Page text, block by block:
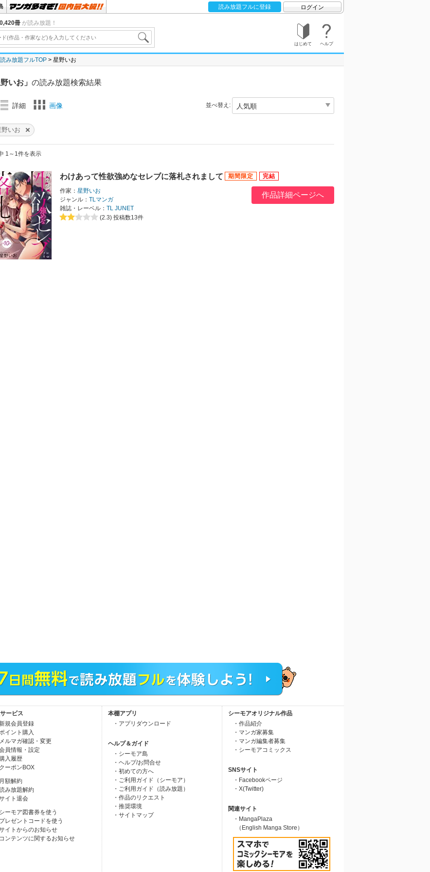
読み放題フルに登録 ログイン
冊 が読み放題！
はじめて ヘルプ
読み放題フルTOP 星野いお
野いお」 の読み放題検索結果
詳細 画像 並べ替え:
野いお
1～1件を表示
わけあって性欲強めなセレブに落札されまして
作家： 星野いお
ジャンル： TLマンガ
雑誌・レーベル： TL JUNET
(2.3) 投稿数13件
作品詳細ページへ
ービス
新規会員登録
イント購入
メルマガ確認・変更
会員情報・設定
入履歴
クーポンBOX
額解約
読み放題解約
サイト退会
シーモア図書券を使う
プレゼントコードを使う
サイトからのお知らせ
コンテンツに関するお知らせ
本棚アプリ
・アプリダウンロード
ヘルプ＆ガイド
・シーモア島
・ヘルプ/お問合せ
・初めての方へ
・ご利用ガイド（シーモア）
・ご利用ガイド（読み放題）
・作品のリクエスト
・推奨環境
・サイトマップ
シーモアオリジナル作品
・作品紹介
・マンガ家募集
・マンガ編集者募集
・シーモアコミックス
SNSサイト
・Facebookページ
・X(Twitter)
関連サイト
・MangaPlaza
（English Manga Store）